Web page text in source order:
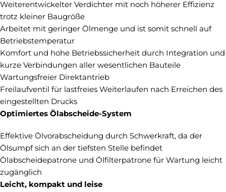
Weiterentwickelter Verdichter mit noch höherer Effizienz
trotz kleiner Baugröße
Arbeitet mit geringer Ölmenge und ist somit schnell auf
Betriebstemperatur
Komfort und hohe Betriebssicherheit durch Integration und
kurze Verbindungen aller wesentlichen Bauteile
Wartungsfreier Direktantrieb
Freilaufventil für lastfreies Weiterlaufen nach Erreichen des
eingestellten Drucks
Optimiertes Ölabscheide-System
Effektive Ölvorabscheidung durch Schwerkraft, da der
Ölsumpf sich an der tiefsten Stelle befindet
Ölabscheidepatrone und Ölfilterpatrone für Wartung leicht
zugänglich
Leicht, kompakt und leise